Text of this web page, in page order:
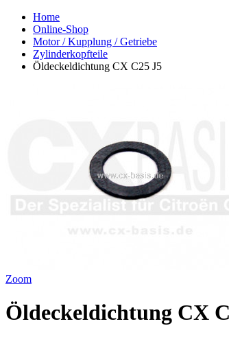
Home
Online-Shop
Motor / Kupplung / Getriebe
Zylinderkopfteile
Öldeckeldichtung CX C25 J5
Zoom
Öldeckeldichtung CX